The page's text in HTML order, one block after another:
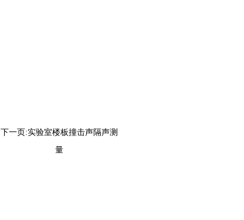
下一页:实验室楼板撞击声隔声测
量